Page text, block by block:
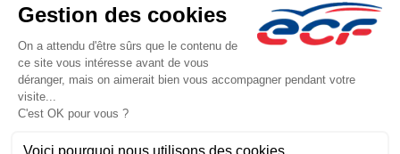
Service client
Nous contacter
My ECF PRO